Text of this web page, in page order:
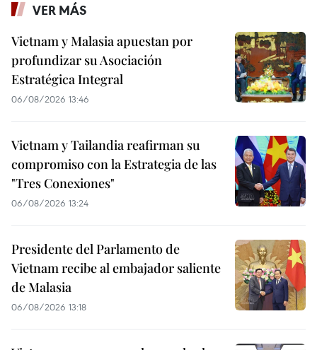
VER MÁS
Vietnam y Malasia apuestan por
profundizar su Asociación
Estratégica Integral
06/08/2026 13:46
Vietnam y Tailandia reafirman su
compromiso con la Estrategia de las
"Tres Conexiones"
06/08/2026 13:24
Presidente del Parlamento de
Vietnam recibe al embajador saliente
de Malasia
06/08/2026 13:18